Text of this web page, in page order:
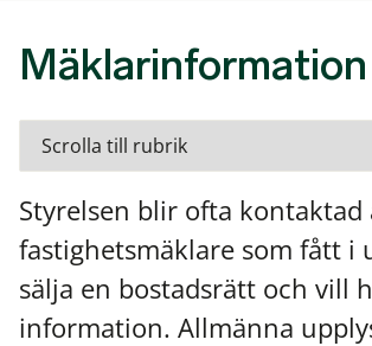
Mäklarinformation
Styrelsen blir ofta kontaktad
fastighetsmäklare som fått i
sälja en bostadsrätt och vill
information. Allmänna